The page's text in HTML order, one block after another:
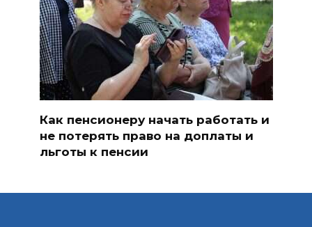
Как пенсионеру начать работать и
не потерять право на доплаты и
льготы к пенсии